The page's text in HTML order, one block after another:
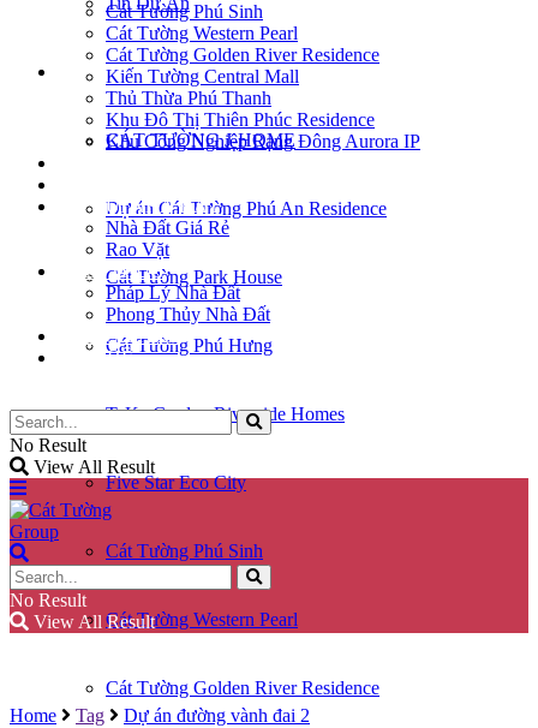
DỰ ÁN
CÁT TƯỜNG J-HOME
Dự án Cát Tường Phú An Residence
Cát Tường Park House
Cát Tường Phú Hưng
TaKa Garden Riverside Homes
Five Star Eco City
Cát Tường Phú Sinh
Cát Tường Western Pearl
Cát Tường Golden River Residence
Cát Tường Phú Sinh
Cát Tường Western Pearl
Cát Tường Golden River Residence
Kiến Tường Central Mall
Thủ Thừa Phú Thanh
Khu Đô Thị Thiên Phúc Residence
Khu Công Nghiệp Rạng Đông Aurora IP
KÝ GỬI NHÀ ĐẤT
Nhà Đất Giá Rẻ
Rao Vặt
KIẾN THỨC
Pháp Lý Nhà Đất
Phong Thủy Nhà Đất
GÓC CHIA SẺ
LIÊN HỆ
No Result
View All Result
No Result
View All Result
Home Tag Dự án đường vành đai 2